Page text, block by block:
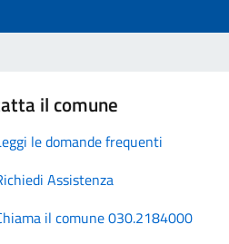
il comune
le domande frequenti
Assistenza
il comune 030.2184000